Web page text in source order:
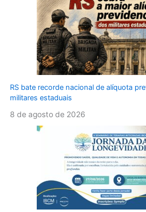
RS bate recorde nacional de alíquota
militares estaduais
8 de agosto de 2026